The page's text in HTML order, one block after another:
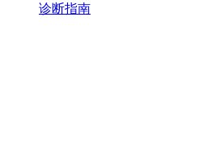
诊断指南